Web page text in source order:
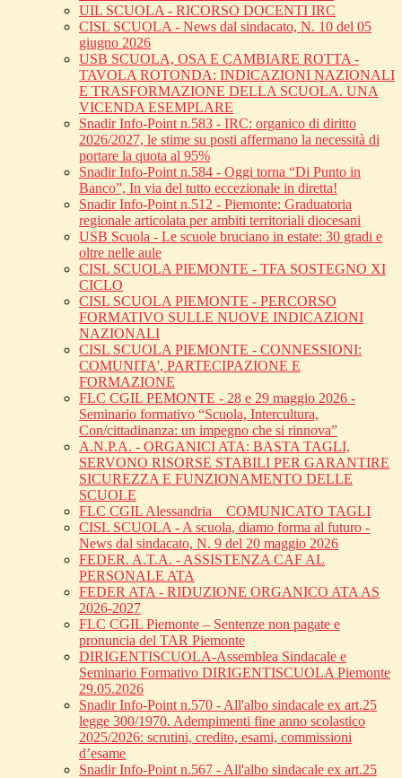
UIL SCUOLA - RICORSO DOCENTI IRC
CISL SCUOLA - News dal sindacato, N. 10 del 05
giugno 2026
USB SCUOLA, OSA E CAMBIARE ROTTA -
TAVOLA ROTONDA: INDICAZIONI NAZIONALI
E TRASFORMAZIONE DELLA SCUOLA. UNA
VICENDA ESEMPLARE
Snadir Info-Point n.583 - IRC: organico di diritto
2026/2027, le stime su posti affermano la necessità di
portare la quota al 95%
Snadir Info-Point n.584 - Oggi torna “Di Punto in
Banco”, In via del tutto eccezionale in diretta!
Snadir Info-Point n.512 - Piemonte: Graduatoria
regionale articolata per ambiti territoriali diocesani
USB Scuola - Le scuole bruciano in estate: 30 gradi e
oltre nelle aule
CISL SCUOLA PIEMONTE - TFA SOSTEGNO XI
CICLO
CISL SCUOLA PIEMONTE - PERCORSO
FORMATIVO SULLE NUOVE INDICAZIONI
NAZIONALI
CISL SCUOLA PIEMONTE - CONNESSIONI:
COMUNITA', PARTECIPAZIONE E
FORMAZIONE
FLC CGIL PEMONTE - 28 e 29 maggio 2026 -
Seminario formativo “Scuola, Intercultura,
Con/cittadinanza: un impegno che si rinnova”
A.N.P.A. - ORGANICI ATA: BASTA TAGLI,
SERVONO RISORSE STABILI PER GARANTIRE
SICUREZZA E FUNZIONAMENTO DELLE
SCUOLE
FLC CGIL Alessandria _ COMUNICATO TAGLI
CISL SCUOLA - A scuola, diamo forma al futuro -
News dal sindacato, N. 9 del 20 maggio 2026
FEDER. A.T.A. - ASSISTENZA CAF AL
PERSONALE ATA
FEDER ATA - RIDUZIONE ORGANICO ATA AS
2026-2027
FLC CGIL Piemonte – Sentenze non pagate e
pronuncia del TAR Piemonte
DIRIGENTISCUOLA-Assemblea Sindacale e
Seminario Formativo DIRIGENTISCUOLA Piemonte
29.05.2026
Snadir Info-Point n.570 - All'albo sindacale ex art.25
legge 300/1970. Adempimenti fine anno scolastico
2025/2026: scrutini, credito, esami, commissioni
d’esame
Snadir Info-Point n.567 - All'albo sindacale ex art.25